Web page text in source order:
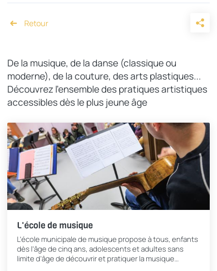
Accueil
De la musique, de la danse (classique ou
moderne), de la couture, des arts plastiques...
Découvrez l'ensemble des pratiques artistiques
accessibles dès le plus jeune âge
L'école de musique
L’école municipale de musique propose à tous, enfants
dès l’âge de cinq ans, adolescents et adultes sans
limite d’âge de découvrir et pratiquer la musique